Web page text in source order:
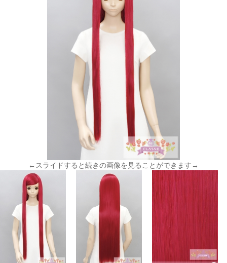
←スライドすると続きの画像を見ることができます→